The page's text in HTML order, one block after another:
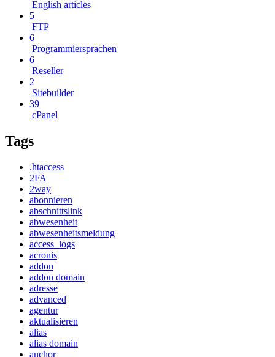
English articles
5
FTP
6
Programmiersprachen
6
Reseller
2
Sitebuilder
39
cPanel
Tags
.htaccess
2FA
2way
abonnieren
abschnittslink
abwesenheit
abwesenheitsmeldung
access_logs
acronis
addon
addon domain
adresse
advanced
agentur
aktualisieren
alias
alias domain
anchor